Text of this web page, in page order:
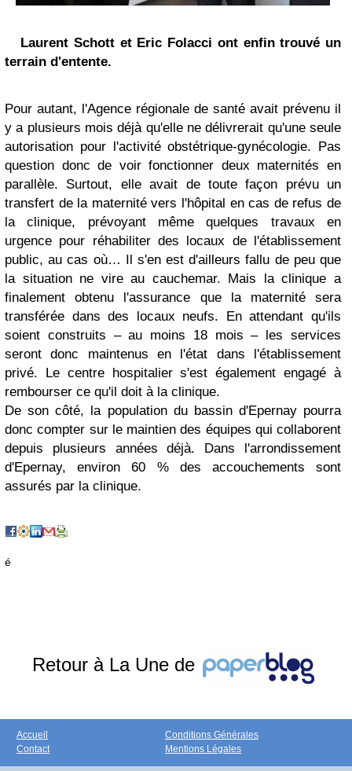
Laurent Schott et Eric Folacci ont enfin trouvé un
terrain d'entente.
Pour autant, l'Agence régionale de santé avait prévenu il
y a plusieurs mois déjà qu'elle ne délivrerait qu'une seule
autorisation pour l'activité obstétrique-gynécologie. Pas
question donc de voir fonctionner deux maternités en
parallèle. Surtout, elle avait de toute façon prévu un
transfert de la maternité vers l'hôpital en cas de refus de
la clinique, prévoyant même quelques travaux en
urgence pour réhabiliter des locaux de l'établissement
public, au cas où… Il s'en est d'ailleurs fallu de peu que
la situation ne vire au cauchemar. Mais la clinique a
finalement obtenu l'assurance que la maternité sera
transférée dans des locaux neufs. En attendant qu'ils
soient construits – au moins 18 mois – les services
seront donc maintenus en l'état dans l'établissement
privé. Le centre hospitalier s'est également engagé à
rembourser ce qu'il doit à la clinique.
De son côté, la population du bassin d'Epernay pourra
donc compter sur le maintien des équipes qui collaborent
depuis plusieurs années déjà. Dans l'arrondissement
d'Epernay, environ 60 % des accouchements sont
assurés par la clinique.
é
Retour à La Une de
Accueil
Contact
Conditions Générales
Mentions Légales